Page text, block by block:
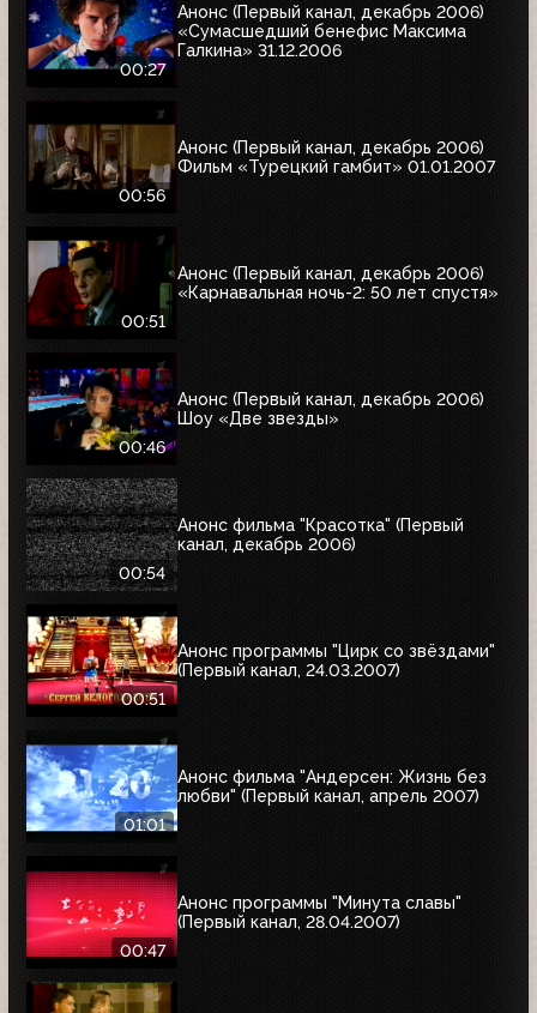
00:27
Анонс (Первый канал, декабрь 2006)
«Сумасшедший бенефис Максима
Галкина» 31.12.2006
00:56
Анонс (Первый канал, декабрь 2006)
Фильм «Турецкий гамбит» 01.01.2007
00:51
Анонс (Первый канал, декабрь 2006)
«Карнавальная ночь-2: 50 лет спустя»
00:46
Анонс (Первый канал, декабрь 2006)
Шоу «Две звезды»
00:54
Анонс фильма "Красотка" (Первый
канал, декабрь 2006)
00:51
Анонс программы "Цирк со звёздами"
(Первый канал, 24.03.2007)
01:01
Анонс фильма "Андерсен: Жизнь без
любви" (Первый канал, апрель 2007)
00:47
Анонс программы "Минута славы"
(Первый канал, 28.04.2007)